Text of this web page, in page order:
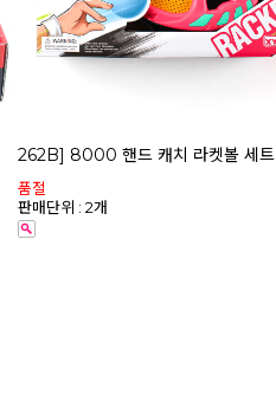
262B] 8000 핸드 캐치 라켓볼 세트
품절
판매단위 : 2개